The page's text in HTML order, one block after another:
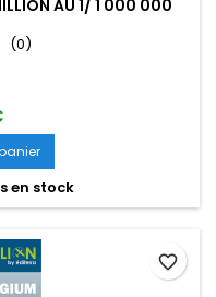
AU 1/ 1 000 000
(0)
en stock
favorite_border